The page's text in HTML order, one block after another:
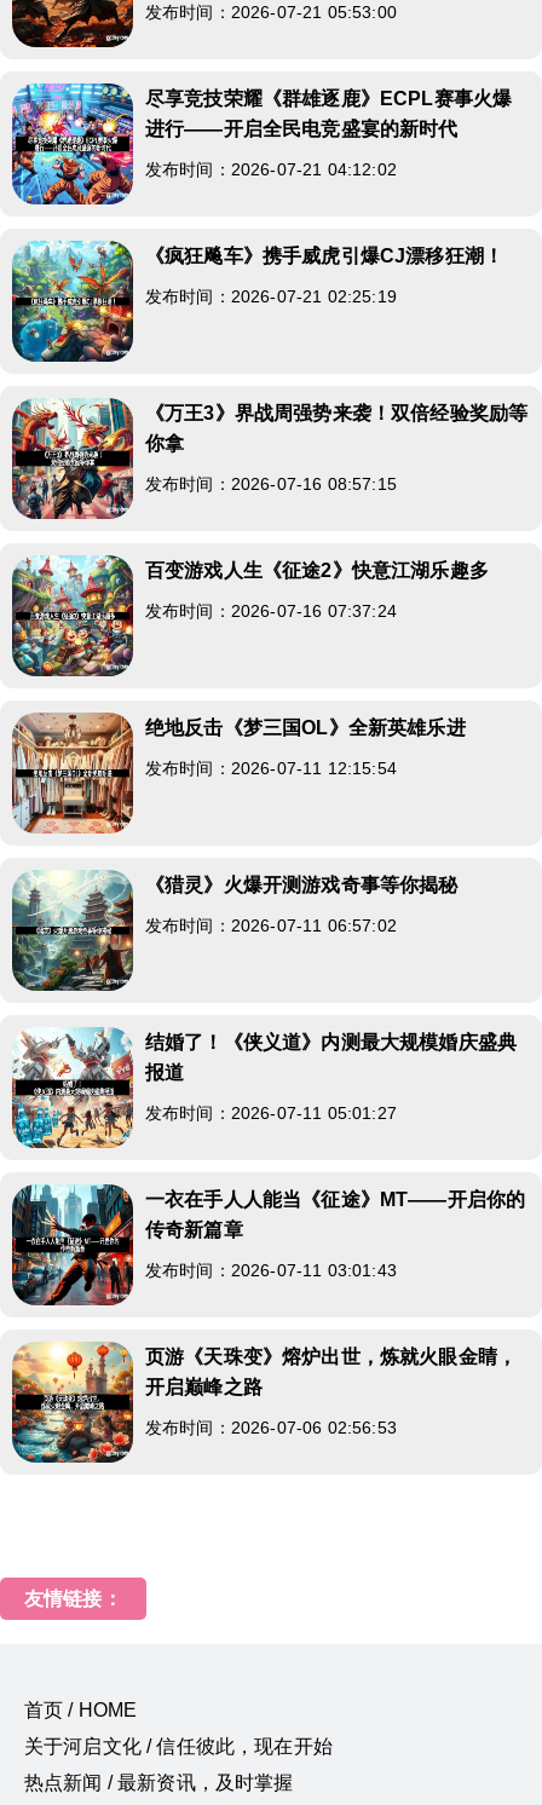
发布时间：2026-07-21 05:53:00
尽享竞技荣耀《群雄逐鹿》ECPL赛事火爆
进行——开启全民电竞盛宴的新时代
发布时间：2026-07-21 04:12:02
《疯狂飚车》携手威虎引爆CJ漂移狂潮！
发布时间：2026-07-21 02:25:19
《万王3》界战周强势来袭！双倍经验奖励等
你拿
发布时间：2026-07-16 08:57:15
百变游戏人生《征途2》快意江湖乐趣多
发布时间：2026-07-16 07:37:24
绝地反击《梦三国OL》全新英雄乐进
发布时间：2026-07-11 12:15:54
《猎灵》火爆开测游戏奇事等你揭秘
发布时间：2026-07-11 06:57:02
结婚了！《侠义道》内测最大规模婚庆盛典
报道
发布时间：2026-07-11 05:01:27
一衣在手人人能当《征途》MT——开启你的
传奇新篇章
发布时间：2026-07-11 03:01:43
页游《天珠变》熔炉出世，炼就火眼金睛，
开启巅峰之路
发布时间：2026-07-06 02:56:53
友情链接：
首页 / HOME
关于河启文化 / 信任彼此，现在开始
热点新闻 / 最新资讯，及时掌握